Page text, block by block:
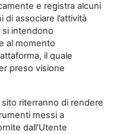
e registra alcuni
associare l’attività
si intendono
al momento
il quale
preso visione
riterranno di rendere
messi a
dall'Utente